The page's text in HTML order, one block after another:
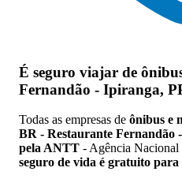
É seguro viajar de
Fernandão - Ipiranga,
Todas as empresas de ônibus e
BR - Restaurante Fernandão
pela ANTT - Agência Nacional
seguro de vida é gratuito para